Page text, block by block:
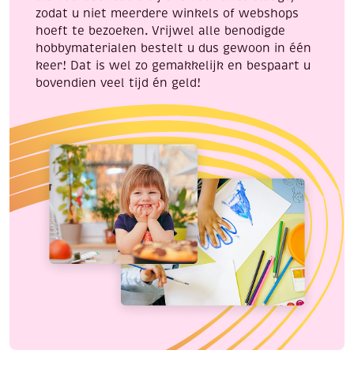
zodat u niet meerdere winkels of webshops
hoeft te bezoeken. Vrijwel alle benodigde
hobbymaterialen bestelt u dus gewoon in één
keer! Dat is wel zo gemakkelijk en bespaart u
bovendien veel tijd én geld!